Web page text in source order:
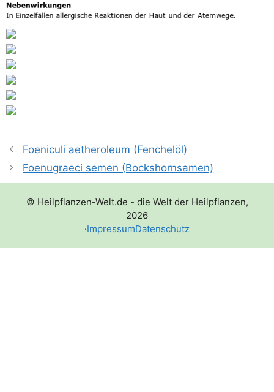
Foeniculi aetheroleum (Fenchelöl)
Foenugraeci semen (Bockshornsamen)
© Heilpflanzen-Welt.de - die Welt der Heilpflanzen,
2026
·ImpressumDatenschutz